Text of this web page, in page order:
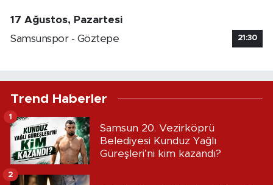
17 Ağustos, Pazartesi
Samsunspor - Göztepe
21:30
Trend Haberler
Samsun 20. Vezirköprü
Belediyesi Kunduz Yağlı
Güreşleri’ni kim kazandı?
1
2